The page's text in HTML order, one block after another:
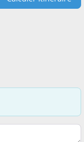
de vie ici.